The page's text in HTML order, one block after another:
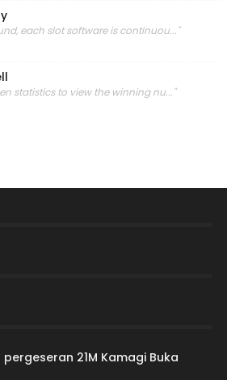
each slot software is continuou..."
statistics to view the winning nu..."
pergeseran 21M Kamagi Buka